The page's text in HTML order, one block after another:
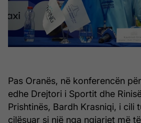
Pas Oranës, në konferencën
edhe Drejtori i Sportit dhe
Prishtinës, Bardh Krasniqi, i cili
cilësuar si një nga ngjarjet më